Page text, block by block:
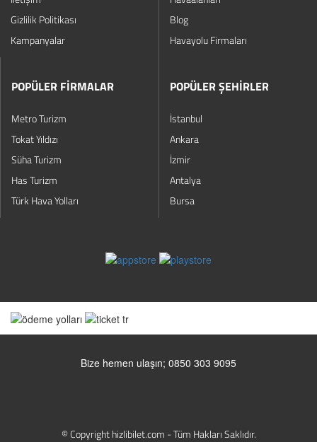
Gizlilik Politikası
Kampanyalar
Blog
Havayolu Firmaları
POPÜLER FİRMALAR
Metro Turizm
Tokat Yıldızı
Süha Turizm
Has Turizm
Türk Hava Yolları
POPÜLER ŞEHİRLER
İstanbul
Ankara
İzmir
Antalya
Bursa
Bize hemen ulaşın; 0850 303 9095
© Copyright hizlibilet.com - Tüm Hakları Saklıdır.